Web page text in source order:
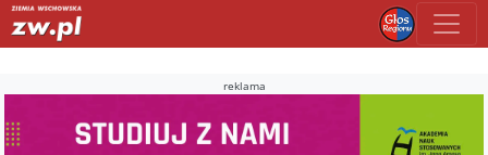
reklama